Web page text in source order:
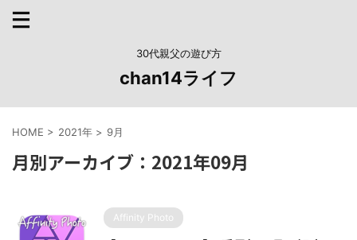
30代親父の遊び方
chan14ライフ
HOME > 2021年 > 9月
月別アーカイブ：2021年09月
Affinity Photo